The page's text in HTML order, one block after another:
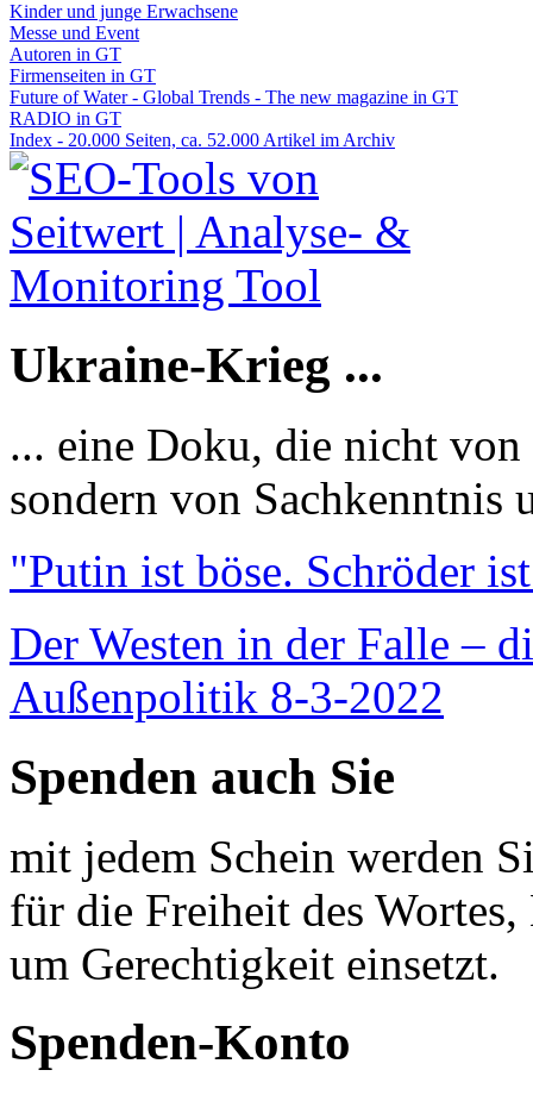
Kinder und junge Erwachsene
Messe und Event
Autoren in GT
Firmenseiten in GT
Future of Water - Global Trends - The new magazine in GT
RADIO in GT
Index - 20.000 Seiten, ca. 52.000 Artikel im Archiv
Ukraine-Krieg ...
... eine Doku, die nicht
sondern von Sachkenntnis
"Putin ist böse. Schröder
Der Westen in der Falle –
Außenpolitik 8-3-2022
Spenden auch Sie
mit jedem Schein werden
für die Freiheit des
um Gerechtigkeit einsetzt.
Spenden-Konto